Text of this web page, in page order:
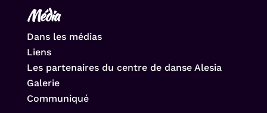
Média
Dans les médias
Liens
Les partenaires du centre de danse Alesia
Galerie
Communiqué